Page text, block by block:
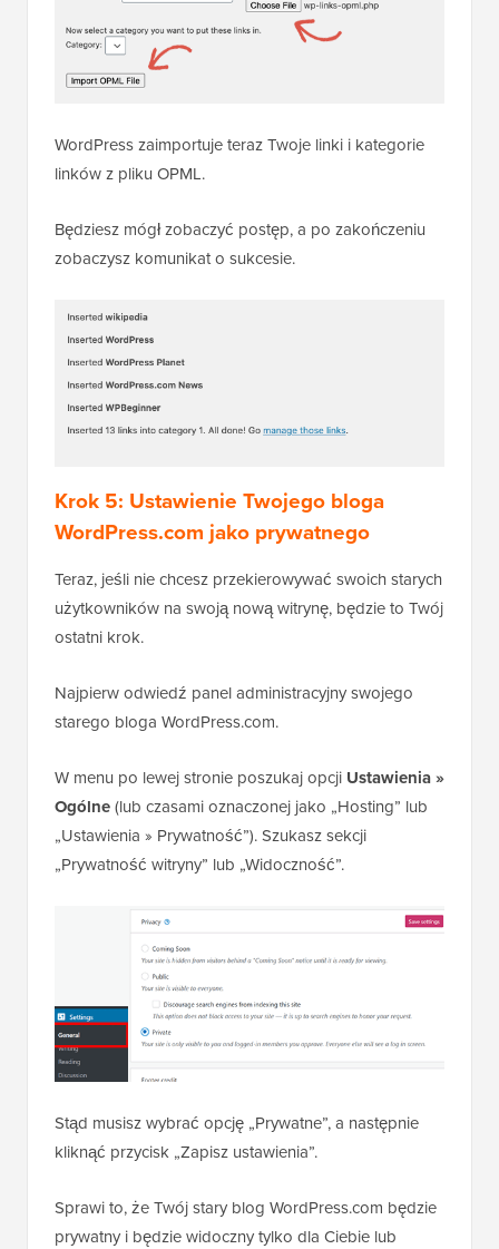
WordPress zaimportuje teraz Twoje linki i kategorie
linków z pliku OPML.
Będziesz mógł zobaczyć postęp, a po zakończeniu
zobaczysz komunikat o sukcesie.
Krok 5: Ustawienie Twojego bloga
WordPress.com jako prywatnego
Teraz, jeśli nie chcesz przekierowywać swoich starych
użytkowników na swoją nową witrynę, będzie to Twój
ostatni krok.
Najpierw odwiedź panel administracyjny swojego
starego bloga WordPress.com.
W menu po lewej stronie poszukaj opcji Ustawienia »
Ogólne(lub czasami oznaczonej jako „Hosting” lub
„Ustawienia » Prywatność”). Szukasz sekcji
„Prywatność witryny” lub „Widoczność”.
Stąd musisz wybrać opcję „Prywatne”, a następnie
kliknąć przycisk „Zapisz ustawienia”.
Sprawi to, że Twój stary blog WordPress.com będzie
prywatny i będzie widoczny tylko dla Ciebie lub